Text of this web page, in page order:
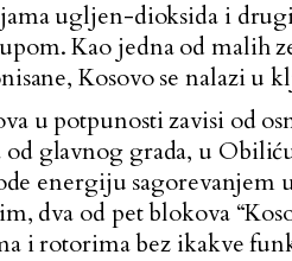
ugljen-dioksida i
Kao jedna od malih
Kosovo se nalazi
u potpunosti zavisi od
glavnog grada, u
energiju
dva od pet blokova
i rotorima bez ikakve